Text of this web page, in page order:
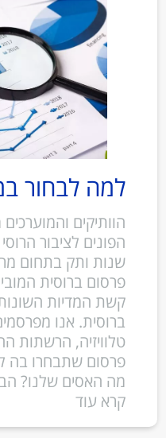
למה לבחור
הוותיקים
שנות ותק בתחום
פרסום ברוסית
קשת המדיות
ברוסית. אנו
טלוויזיה, הרשתות
פרסום שתבחרו בה
מה האסים שלנו?
קרא עוד